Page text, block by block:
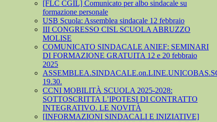
[FLC CGIL] Comunicato per albo sindacale su
formazione personale
USB Scuola: Assemblea sindacale 12 febbraio
III CONGRESSO CISL SCUOLA ABRUZZO
MOLISE
COMUNICATO SINDACALE ANIEF: SEMINARI
DI FORMAZIONE GRATUITA 12 e 20 febbraio
2025
19.30.
CCNI MOBILITÀ SCUOLA 2025-2028:
SOTTOSCRITTA L’IPOTESI DI CONTRATTO
INTEGRATIVO. LE NOVITÀ
[INFORMAZIONI SINDACALI E INIZIATIVE]